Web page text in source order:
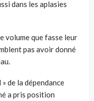
dans les aplasies
volume que fasse leur
pas avoir donné
de la dépendance
a pris position